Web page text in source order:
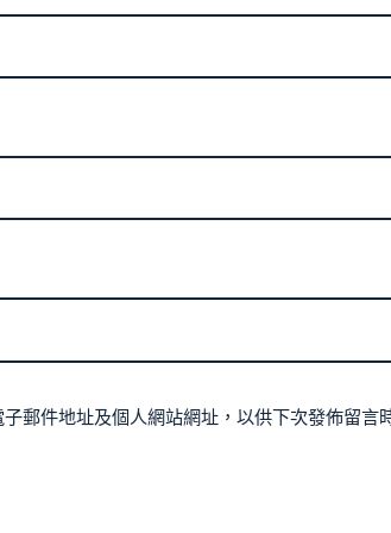
郵件地址及個人網站網址，以供下次發佈留言